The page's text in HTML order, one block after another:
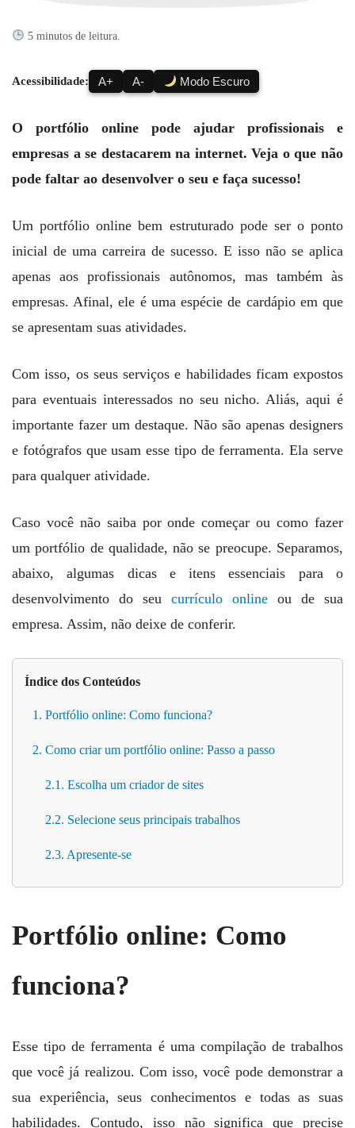
5 minutos de leitura.
Acessibilidade: A+ A- Modo Escuro
O portfólio online pode ajudar profissionais e
empresas a se destacarem na internet. Veja o que não
pode faltar ao desenvolver o seu e faça sucesso!
Um portfólio online bem estruturado pode ser o ponto
inicial de uma carreira de sucesso. E isso não se aplica
apenas aos profissionais autônomos, mas também às
empresas. Afinal, ele é uma espécie de cardápio em que
se apresentam suas atividades.
Com isso, os seus serviços e habilidades ficam expostos
para eventuais interessados no seu nicho. Aliás, aqui é
importante fazer um destaque. Não são apenas designers
e fotógrafos que usam esse tipo de ferramenta. Ela serve
para qualquer atividade.
Caso você não saiba por onde começar ou como fazer
um portfólio de qualidade, não se preocupe. Separamos,
abaixo, algumas dicas e itens essenciais para o
desenvolvimento do seu currículo online ou de sua
empresa. Assim, não deixe de conferir.
Índice dos Conteúdos
1. Portfólio online: Como funciona?
2. Como criar um portfólio online: Passo a passo
2.1. Escolha um criador de sites
2.2. Selecione seus principais trabalhos
2.3. Apresente-se
Portfólio online: Como
funciona?
Esse tipo de ferramenta é uma compilação de trabalhos
que você já realizou. Com isso, você pode demonstrar a
sua experiência, seus conhecimentos e todas as suas
habilidades. Contudo, isso não significa que precise